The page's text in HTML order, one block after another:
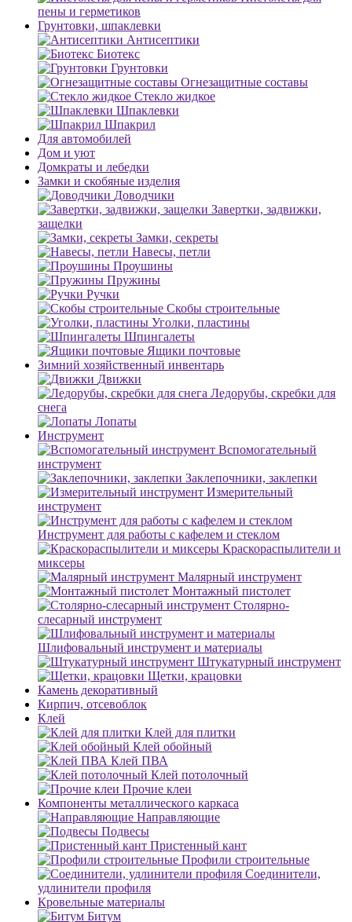
пены и герметиков
Грунтовки, шпаклевки
Антисептики
Биотекс
Грунтовки
Огнезащитные составы
Стекло жидкое
Шпаклевки
Шпакрил
Для автомобилей
Дом и уют
Домкраты и лебедки
Замки и скобяные изделия
Доводчики
Завертки, задвижки,
защелки
Замки, секреты
Навесы, петли
Проушины
Пружины
Ручки
Скобы строительные
Уголки, пластины
Шпингалеты
Ящики почтовые
Зимний хозяйственный инвентарь
Движки
Ледорубы, скребки для
снега
Лопаты
Инструмент
Вспомогательный
инструмент
Заклепочники, заклепки
Измерительный
инструмент
Инструмент для работы с кафелем и стеклом
Краскораспылители и
миксеры
Малярный инструмент
Монтажный пистолет
Столярно-
слесарный инструмент
Шлифовальный инструмент и материалы
Штукатурный инструмент
Щетки, крацовки
Камень декоративный
Кирпич, отсевоблок
Клей
Клей для плитки
Клей обойный
Клей ПВА
Клей потолочный
Прочие клеи
Компоненты металлического каркаса
Направляющие
Подвесы
Пристенный кант
Профили строительные
Соединители,
удлинители профиля
Кровельные материалы
Битум